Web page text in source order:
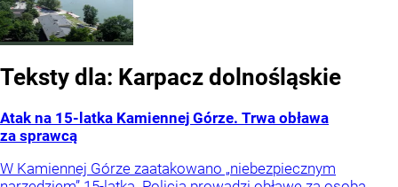
Teksty dla: Karpacz dolnośląskie
Atak na 15-latka Kamiennej Górze. Trwa obława
za sprawcą
W Kamiennej Górze zaatakowano „niebezpiecznym